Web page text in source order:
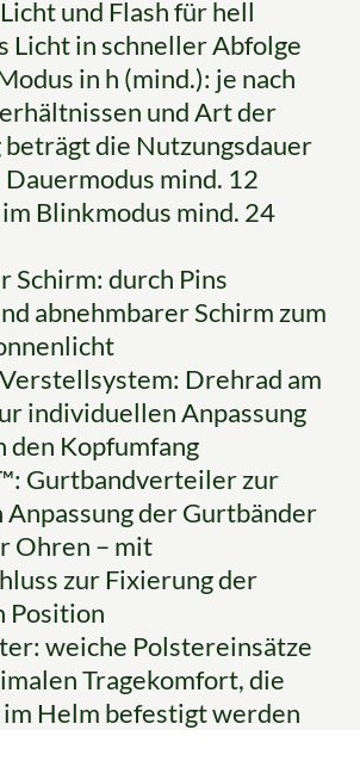
und Flash für hell
Licht in schneller Abfolge
in h (mind.): je nach
und Art der
die Nutzungsdauer
mind. 12
Blinkmodus mind. 24
Schirm: durch Pins
abnehmbarer Schirm zum
Drehrad am
individuellen Anpassung
den Kopfumfang
Gurtbandverteiler zur
der Gurtbänder
Ohren – mit
zur Fixierung der
Position
weiche Polstereinsätze
Tragekomfort, die
Helm befestigt werden